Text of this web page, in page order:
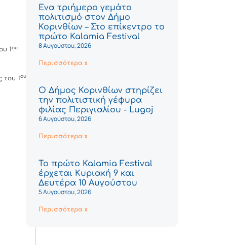
1ου
του 1ου
Ένα τριήμερο γεμάτο
πολιτισμό στον Δήμο
Κορινθίων – Στο επίκεντρο το
πρώτο Kalamia Festival
8 Αυγούστου, 2026
Περισσότερα »
Ο Δήμος Κορινθίων στηρίζει
την πολιτιστική γέφυρα
φιλίας Περιγιαλίου - Lugoj
6 Αυγούστου, 2026
Περισσότερα »
Το πρώτο Kalamia Festival
έρχεται Κυριακή 9 και
Δευτέρα 10 Αυγούστου
5 Αυγούστου, 2026
Περισσότερα »